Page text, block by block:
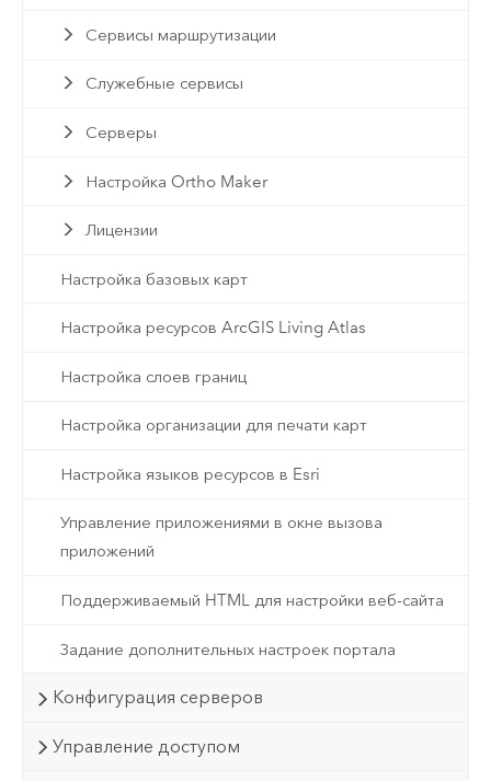
Сервисы маршрутизации
Служебные сервисы
Серверы
Настройка Ortho Maker
Лицензии
Настройка базовых карт
Настройка ресурсов ArcGIS Living Atlas
Настройка слоев границ
Настройка организации для печати карт
Настройка языков ресурсов в Esri
Управление приложениями в окне вызова
приложений
Поддерживаемый HTML для настройки веб-сайта
Задание дополнительных настроек портала
Конфигурация серверов
Управление доступом